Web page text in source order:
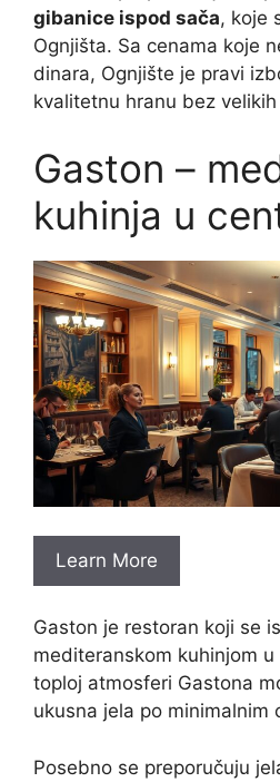
gibanice ispod sača, koje
Ognjišta. Sa cenama koje
dinara, Ognjište je pravi
kvalitetnu hranu bez
Gaston –
kuhinja u
Learn More
Gaston je restoran koji se
mediteranskom kuhinjom
toploj atmosferi Gastona
ukusna jela po minimalnim
Posebno se preporučuju